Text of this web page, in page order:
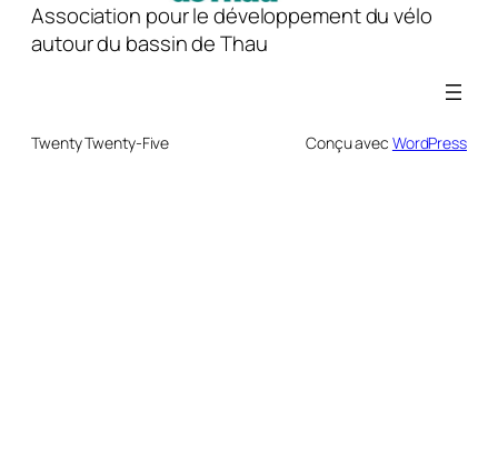
Association pour le développement du vélo
autour du bassin de Thau
Twenty Twenty-Five Conçu avec WordPress